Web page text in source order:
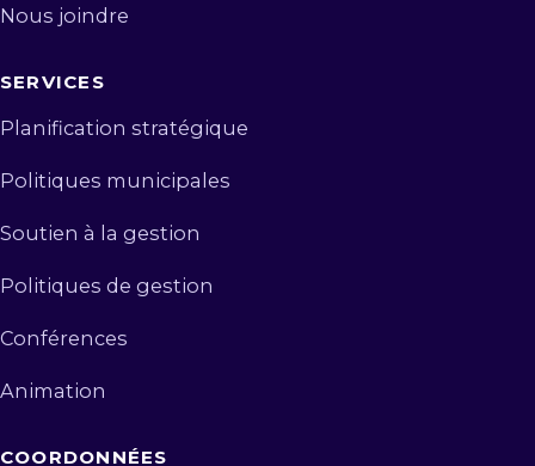
Nous joindre
SERVICES
Planification stratégique
Politiques municipales
Soutien à la gestion
Politiques de gestion
Conférences
Animation
COORDONNÉES